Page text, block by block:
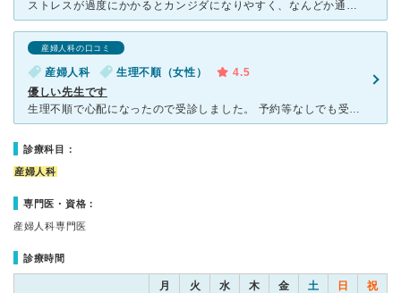
ストレスが過度にかかるとカンジダになりやすく、なんどか通わせていただきました。 クリニックは比較的新しいので綺麗でした。また医師の説明も丁寧で診察をうけても嫌な気分にはなりませんでした。話し方も丁寧
産婦人科の口コミ
産婦人科 生理不順（女性）
4.5
優しい先生です
生理不順で心配になったので受診しました。 予約等なしでも受診でき、そんなに混んでいないので10分ぐらい待って 診察してもらえます。 院内は清潔できれいです。 先生は男性で穏やかな優しい先生
診療科目：
産婦人科
専門医・資格：
産婦人科専門医
診療時間
月 火 水 木 金 土 日 祝